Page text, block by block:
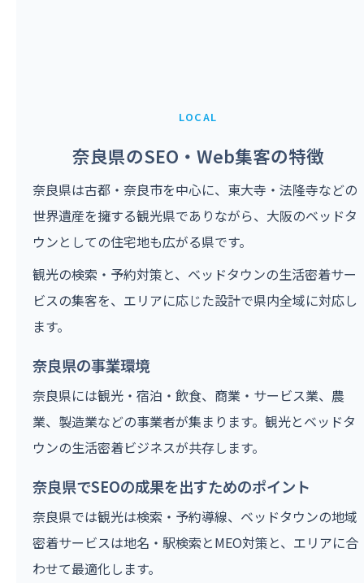
LOCAL
奈良県のSEO・Web集客の特徴
奈良県は古都・奈良市を中心に、東大寺・法隆寺などの
世界遺産を擁する観光県でありながら、大阪のベッドタ
ウンとしての住宅地も広がる県です。
観光の検索・予約対策と、ベッドタウンの生活密着サー
ビスの集客を、エリアに応じた設計で県内全域に対応し
ます。
奈良県の事業環境
奈良県には観光・宿泊・飲食、商業・サービス業、農
業、製造業などの事業者が集まります。観光とベッドタ
ウンの生活密着ビジネスが共存します。
奈良県でSEOの成果を出すためのポイント
奈良県では観光は検索・予約導線、ベッドタウンの地域
密着サービスは地名・駅検索とMEO対策と、エリアに合
わせて最適化します。